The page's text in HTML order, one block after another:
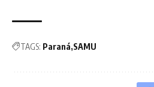
TAGS: Paraná SAMU